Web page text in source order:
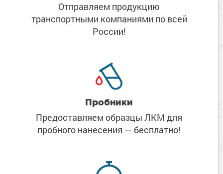
Отправляем продукцию
транспортными компаниями по всей
России!
Пробники
Предоставляем образцы ЛКМ для
пробного нанесения — бесплатно!